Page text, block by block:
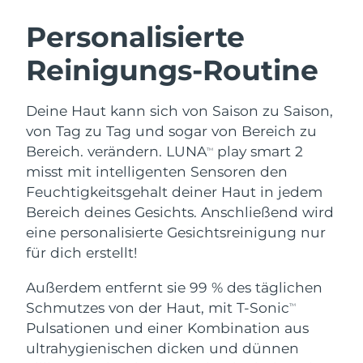
Personalisierte
Reinigungs-Routine
Deine Haut kann sich von Saison zu Saison,
von Tag zu Tag und sogar von Bereich zu
Bereich. verändern. LUNATM
play smart 2
misst mit intelligenten Sensoren den
Feuchtigkeitsgehalt deiner Haut in jedem
Bereich deines Gesichts. Anschließend wird
eine personalisierte Gesichtsreinigung nur
für dich erstellt!
Außerdem entfernt sie 99 % des täglichen
Schmutzes von der Haut, mit T-SonicTM
Pulsationen und einer Kombination aus
ultrahygienischen dicken und dünnen
LUNA™ 4 Set
Anti-aging massage
LUNA™ 4 Plus
Massage, LED heating
LUNA™ 4 Men
For men, anti-aging massage
BEAR™ 2 Set
Microcurrent toning
BEAR™ 2 go
Microcurrent toning on-the-go
BEAR™ 2 eyes & lips
Microcurrent line smoothing device
Hydratisierung
UFO™ 3 Set
Deep facial hydration
UFO™ 3 LED
Near-infrared and red light therapy
device
Mundpflege
issa™ 4
Hybrid silicone sonic toothbrush
issa™ 4 plus
Smart hybrid silicone sonic toothbrush
FAQ™ ANTI-AGING-BEHANDLUNG
Anti-aging LED-Behandlungen
NEW
Australien
Erwartete Lieferung
13/08/2026
Erwartete Lieferung
10/08/2026
Bahrain
Erwartete Lieferung
11/08/2026
Belgien
Erwartete Lieferung
Bosnien und
Herzegowina
Erwartete Lieferung
13/08/2026